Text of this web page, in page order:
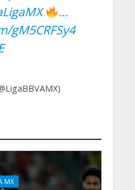
…
gM5CRFSy4
MX